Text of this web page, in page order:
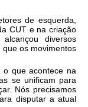
de esquerda,
CUT e na criação
diversos
que os movimentos
o que acontece na
se unificam para
Nós precisamos
disputar a atual